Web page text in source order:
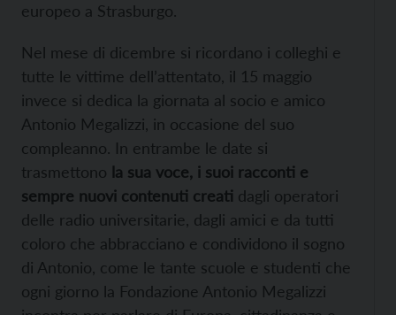
europeo a Strasburgo.
Nel mese di dicembre si ricordano i colleghi e
tutte le vittime dell’attentato, il 15 maggio
invece si dedica la giornata al socio e amico
Antonio Megalizzi, in occasione del suo
compleanno. In entrambe le date si
trasmettono la sua voce, i suoi racconti e
sempre nuovi contenuti creati dagli operatori
delle radio universitarie, dagli amici e da tutti
coloro che abbracciano e condividono il sogno
di Antonio, come le tante scuole e studenti che
ogni giorno la Fondazione Antonio Megalizzi